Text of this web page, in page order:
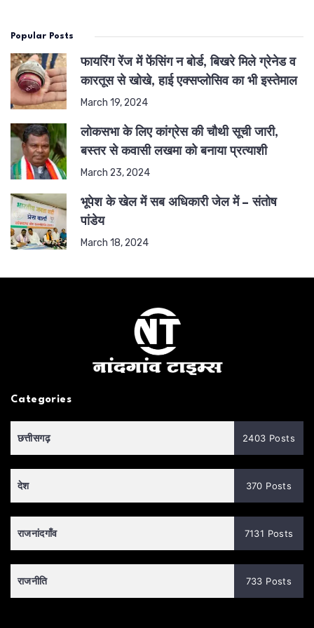
Popular Posts
फायरिंग रेंज में फेंसिंग न बोर्ड, बिखरे मिले ग्रेनेड व
कारतूस से खोखे, हाई एक्सप्लोसिव का भी इस्तेमाल
March 19, 2024
लोकसभा के लिए कांग्रेस की चौथी सूची जारी,
बस्तर से कवासी लखमा को बनाया प्रत्याशी
March 23, 2024
भूपेश के खेल में सब अधिकारी जेल में – संतोष
पांडेय
March 18, 2024
Categories
छत्तीसगढ़ 2403 Posts
देश 370 Posts
राजनांदगाँव 7131 Posts
राजनीति 733 Posts